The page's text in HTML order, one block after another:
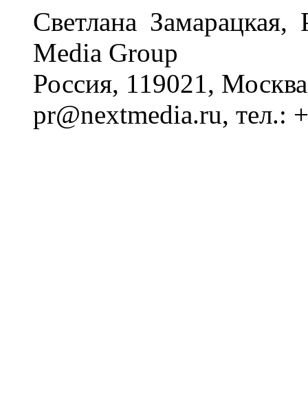
Светлана Замарацкая,
Media Group
Россия, 119021,
pr@nextmedia.ru, тел.: